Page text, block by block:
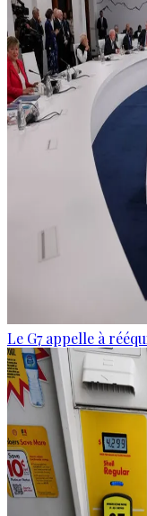
Le G7 appelle à